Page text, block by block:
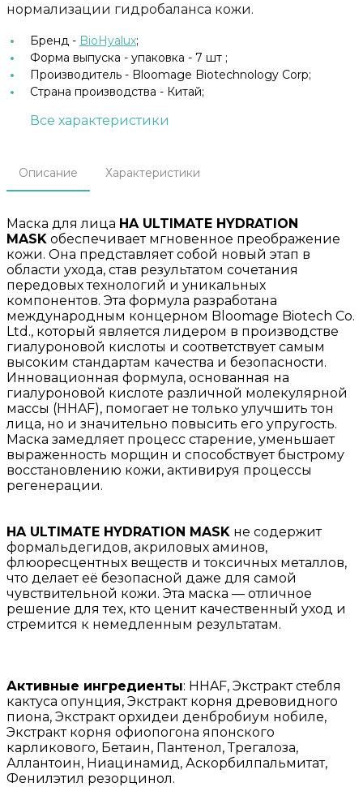
нормализации гидробаланса кожи.
Бренд - BioHyalux;
Форма выпуска - упаковка - 7 шт ;
Производитель - Bloomage Biotechnology Corp;
Страна производства - Китай;
Все характеристики
Описание Характеристики
Маска для лица HA ULTIMATE HYDRATION
MASK обеспечивает мгновенное преображение
кожи. Она представляет собой новый этап в
области ухода, став результатом сочетания
передовых технологий и уникальных
компонентов. Эта формула разработана
международным концерном Bloomage Biotech Co.
Ltd., который является лидером в производстве
гиалуроновой кислоты и соответствует самым
высоким стандартам качества и безопасности.
Инновационная формула, основанная на
гиалуроновой кислоте различной молекулярной
массы (HHAF), помогает не только улучшить тон
лица, но и значительно повысить его упругость.
Маска замедляет процесс старение, уменьшает
выраженность морщин и способствует быстрому
восстановлению кожи, активируя процессы
регенерации.
HA ULTIMATE HYDRATION MASK не содержит
формальдегидов, акриловых аминов,
флюоресцентных веществ и токсичных металлов,
что делает её безопасной даже для самой
чувствительной кожи. Эта маска — отличное
решение для тех, кто ценит качественный уход и
стремится к немедленным результатам.
Активные ингредиенты: HHAF, Экстракт стебля
кактуса опунция, Экстракт корня древовидного
пиона, Экстракт орхидеи денбробиум нобиле,
Экстракт корня офиопогона японского
карликового, Бетаин, Пантенол, Трегалоза,
Аллантоин, Ниацинамид, Аскорбилпальмитат,
Фенилэтил резорцинол.